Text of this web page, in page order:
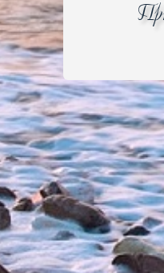
паром AquaClean
духовки
остальные
пошаговое приготовление Да
духовки Освещение сверху
поверхность дверцы Съемный
верхние нагреватели Нет
PerfectGrill Да
Да
максимальная площадь
Да
1 съемные направляющие
эмалированный противень
эмалированный противень
1 шт.
для мяса Нет
дверцы 2 стекла + 1 термослой
поверхности дверцы
предохранитель Да